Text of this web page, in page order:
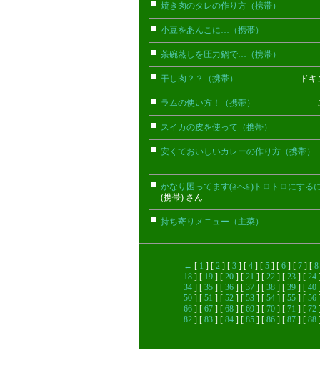
焼き肉のタレの作り方（携帯）
小豆をあんこに…（携帯）
茶碗蒸しを圧力鍋で…（携帯）
干し肉？？（携帯） ドキンちゃ
ラムの使い方！（携帯） このみ(
スイカの皮を使って（携帯）
安くておいしいカレーの作り方（携帯）
かなり困ってます(≧へ≦)トロトロにする
(携帯) さん
持ち寄りメニュー（主菜）
← [ 1 ] [ 2 ] [ 3 ] [ 4 ] [ 5 ] [ 6 ] [ 7 ] [ 8
18 ] [ 19 ] [ 20 ] [ 21 ] [ 22 ] [ 23 ] [ 24
34 ] [ 35 ] [ 36 ] [ 37 ] [ 38 ] [ 39 ] [ 40
50 ] [ 51 ] [ 52 ] [ 53 ] [ 54 ] [ 55 ] [ 56
66 ] [ 67 ] [ 68 ] [ 69 ] [ 70 ] [ 71 ] [ 72
82 ] [ 83 ] [ 84 ] [ 85 ] [ 86 ] [ 87 ] [ 88